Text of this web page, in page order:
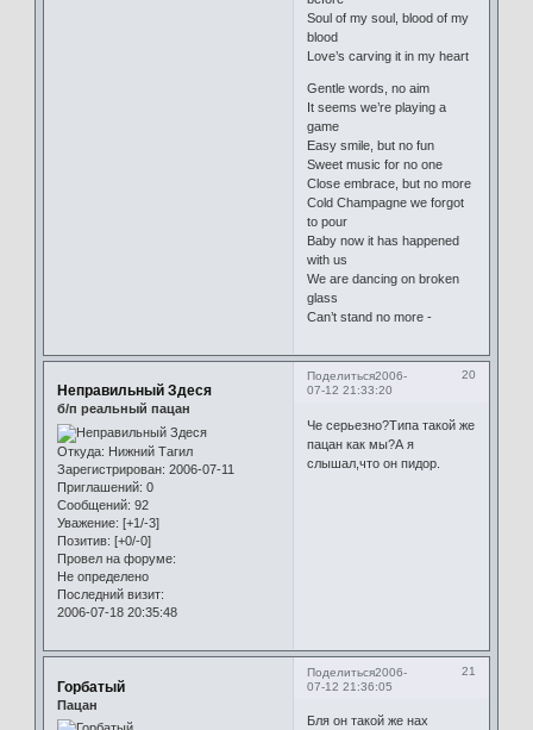
Soul of my soul, blood of my
blood
Love’s carving it in my heart
Gentle words, no aim
It seems we’re playing a
game
Easy smile, but no fun
Sweet music for no one
Close embrace, but no more
Cold Champagne we forgot
to pour
Baby now it has happened
with us
We are dancing on broken
glass
Can’t stand no more -
Поделиться 20
2006-
07-12 21:33:20
Неправильный Здеся
б/п реальный пацан
Откуда: Нижний Тагил
Зарегистрирован: 2006-07-11
Приглашений: 0
Сообщений: 92
Уважение: [+1/-3]
Позитив: [+0/-0]
Провел на форуме:
Не определено
Последний визит:
2006-07-18 20:35:48
Че серьезно?Типа такой же
пацан как мы?А я
слышал,что он пидор.
Поделиться 21
2006-
07-12 21:36:05
Горбатый
Пацан
Бля он такой же нах